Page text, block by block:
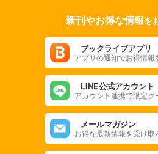
新刊やお得な情報を
ブックライブアプリ
アプリの通知でお得情報
LINE公式アカウント
アカウント連携で限定ク
メールマガジン
お得な最新情報を受け取